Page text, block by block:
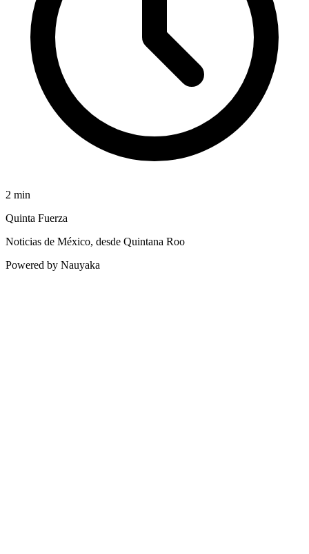
2 min
Quinta Fuerza
Noticias de México, desde Quintana Roo
Powered by Nauyaka